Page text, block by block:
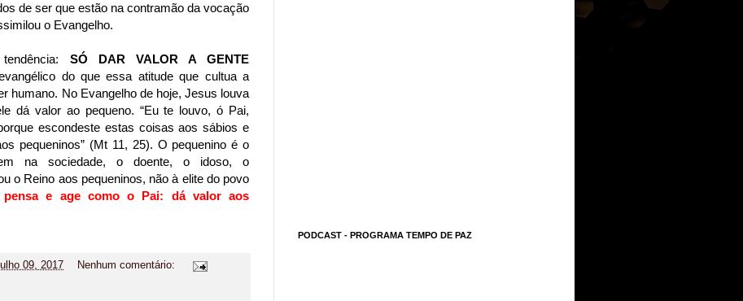
de ser que estão na contramão da vocação
o Evangelho.
SÓ DAR VALOR A GENTE
do que essa atitude que cultua a
humano. No Evangelho de hoje, Jesus louva
dá valor ao pequeno. “Eu te louvo, ó Pai,
escondeste estas coisas aos sábios e
pequeninos” (Mt 11, 25). O pequenino é o
na sociedade, o doente, o idoso, o
o Reino aos pequeninos, não à elite do povo
e age como o Pai: dá valor aos
09, 2017 Nenhum comentário:
PODCAST - PROGRAMA TEMPO DE PAZ